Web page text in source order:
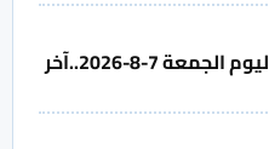
اعرف سعر الريال السعودي اليوم الجمعة 7-8-2026..آخر